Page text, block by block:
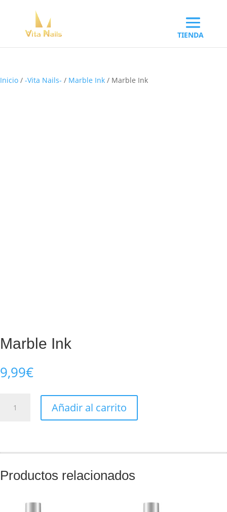
Inicio / -Vita Nails- / Marble Ink / Marble Ink
Marble Ink
9,99€
Añadir al carrito
Productos relacionados